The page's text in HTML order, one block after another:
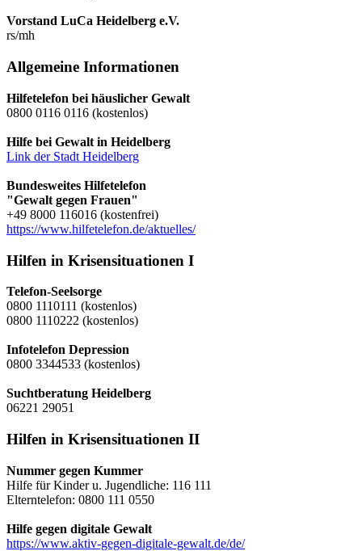
Vorstand LuCa Heidelberg e.V.
rs/mh
Allgemeine Informationen
Hilfetelefon bei häuslicher Gewalt
0800 0116 0116 (kostenlos)
Hilfe bei Gewalt in Heidelberg
Link der Stadt Heidelberg
Bundesweites Hilfetelefon
"Gewalt gegen Frauen"
+49 8000 116016 (kostenfrei)
https://www.hilfetelefon.de/aktuelles/
Hilfen in Krisensituationen I
Telefon-Seelsorge
0800 1110111 (kostenlos)
0800 1110222 (kostenlos)
Infotelefon Depression
0800 3344533 (kostenlos)
Suchtberatung Heidelberg
06221 29051
Hilfen in Krisensituationen II
Nummer gegen Kummer
Hilfe für Kinder u. Jugendliche: 116 111
Elterntelefon: 0800 111 0550
Hilfe gegen digitale Gewalt
https://www.aktiv-gegen-digitale-gewalt.de/de/